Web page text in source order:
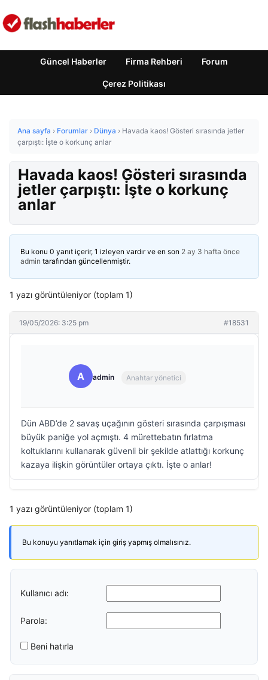
Güncel Haberler Firma Rehberi Forum
Çerez Politikası
Ana sayfa › Forumlar › Dünya › Havada kaos! Gösteri sırasında jetler
çarpıştı: İşte o korkunç anlar
Havada kaos! Gösteri sırasında
jetler çarpıştı: İşte o korkunç
anlar
Bu konu 0 yanıt içerir, 1 izleyen vardır ve en son 2 ay 3 hafta önce
admin tarafından güncellenmiştir.
1 yazı görüntüleniyor (toplam 1)
19/05/2026: 3:25 pm #18531
A admin Anahtar yönetici
Dün ABD’de 2 savaş uçağının gösteri sırasında çarpışması
büyük paniğe yol açmıştı. 4 mürettebatın fırlatma
koltuklarını kullanarak güvenli bir şekilde atlattığı korkunç
kazaya ilişkin görüntüler ortaya çıktı. İşte o anlar!
1 yazı görüntüleniyor (toplam 1)
Bu konuyu yanıtlamak için giriş yapmış olmalısınız.
Kullanıcı adı:
Parola:
Beni hatırla